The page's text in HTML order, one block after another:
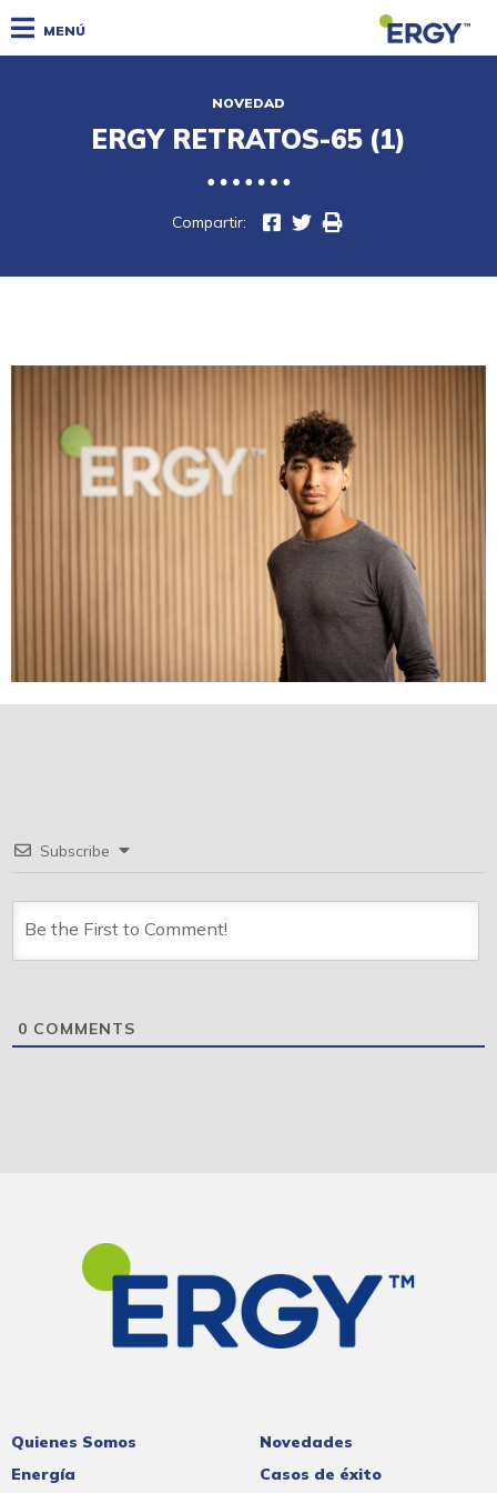
MENÚ
NOVEDAD
ERGY RETRATOS-65 (1)
Compartir:
Subscribe
0 COMMENTS
Quienes Somos
Energía
Novedades
Casos de éxito